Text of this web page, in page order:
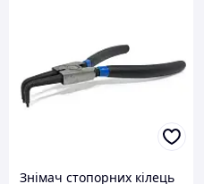
Знімач стопорних кілець